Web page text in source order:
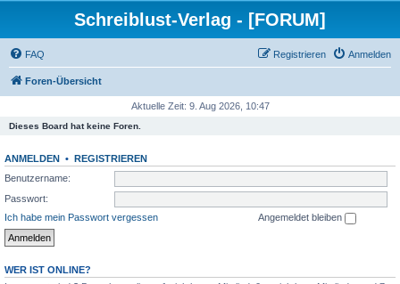
Schreiblust-Verlag - [FORUM]
FAQ Anmelden
Registrieren
Foren-Übersicht
Aktuelle Zeit: 9. Aug 2026, 10:47
Dieses Board hat keine Foren.
ANMELDEN • REGISTRIEREN
Benutzername:
Passwort:
Ich habe mein Passwort vergessen
Angemeldet bleiben
WER IST ONLINE?